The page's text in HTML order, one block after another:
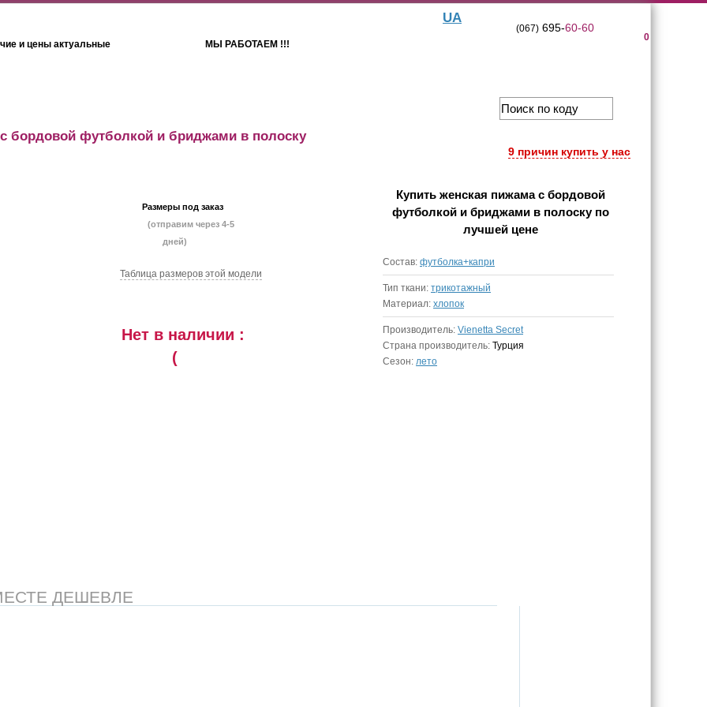
и цены актуальные МЫ РАБОТАЕМ !!!
UA
0
(067)695-60-60
9 причин купить у нас
бордовой футболкой и бриджами в полоску
Размеры под заказ
(отправим через 4-5
дней)
Таблица размеров этой модели
Нет в наличии :
(
Купить женская пижама с бордовой
футболкой и бриджами в полоскупо
лучшей цене
Состав: футболка+капри
Тип ткани: трикотажный
Материал: хлопок
Производитель: Vienetta Secret
Страна производитель: Турция
Сезон: лето
ДЕШЕВЛЕ